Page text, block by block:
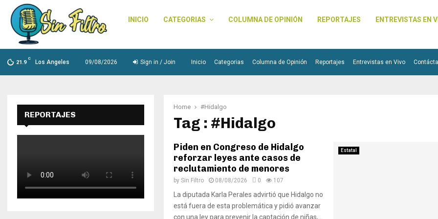
INICIO CATEGORIAS COLUMNA DE OPINIÓN REPORTAJES ENTREVISTAS EN
21.9
C
Los Angeles 09/08/2026 Sign in / Join Inicio Categorias Columna de Opinión Reportajes Entrevistas en Vivo
Home #Hidalgo
Tag : #Hidalgo
Piden en Congreso de Hidalgo
reforzar leyes ante casos de
reclutamiento de menores
by Sin Filtro 08/08/2026 0 107
La diputada Karla Perales advirtió que Hidalgo no
está fuera de esta problemática y pidió avanzar
con una ley para prevenir la captación de niñas,...
Estatal
REPORTAJES